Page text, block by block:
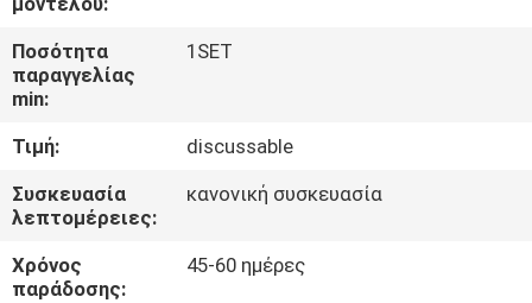
ΕΠΙΣΚΈΨΕΙΣ
ΕΡΓΟΣΤΆΣΙΟ
ΈΛΕΓΧΟΣ
ΠΟΙΌΤΗΤΑΣ
Ποσότητα
παραγγελίας
min:
1SET
Τιμή:
discussable
Συσκευασία
λεπτομέρειες:
κανονική συσκευασία
Χρόνος
παράδοσης:
45-60 ημέρες